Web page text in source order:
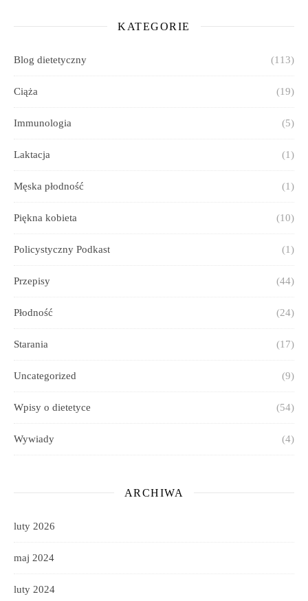
KATEGORIE
Blog dietetyczny (113)
Ciąża (19)
Immunologia (5)
Laktacja (1)
Męska płodność (1)
Piękna kobieta (10)
Policystyczny Podkast (1)
Przepisy (44)
Płodność (24)
Starania (17)
Uncategorized (9)
Wpisy o dietetyce (54)
Wywiady (4)
ARCHIWA
luty 2026
maj 2024
luty 2024